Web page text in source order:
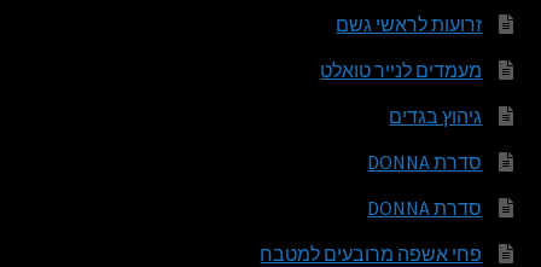
זרועות לראשי גשם
מעמדים לנייר טואלט
גיהוץ בגדים
סדרת DONNA
סדרת DONNA
פחי אשפה מרובעים למטבח